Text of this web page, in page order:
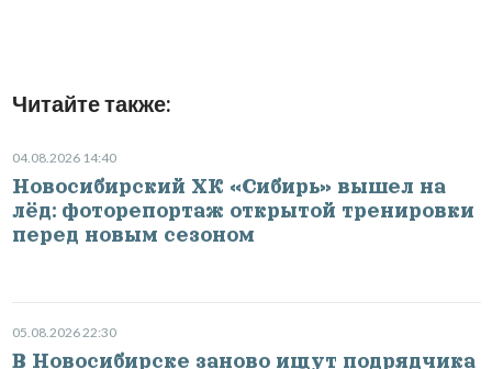
Читайте также:
04.08.2026 14:40
Новосибирский ХК «Сибирь» вышел на
лёд: фоторепортаж открытой тренировки
перед новым сезоном
05.08.2026 22:30
В Новосибирске заново ищут подрядчика